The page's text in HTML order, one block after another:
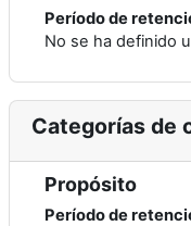
Período de
No se ha definido
Categorías de
Propósito
Período de